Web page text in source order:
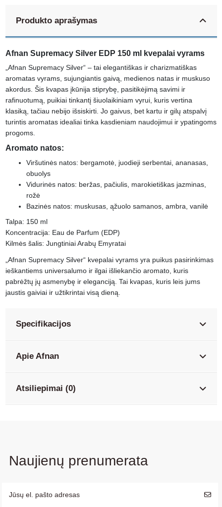
Produkto aprašymas
Afnan Supremacy Silver EDP 150 ml kvepalai vyrams
„Afnan Supremacy Silver“ – tai elegantiškas ir charizmatiškas
aromatas vyrams, sujungiantis gaivą, medienos natas ir muskuso
akordus. Šis kvapas įkūnija stiprybę, pasitikėjimą savimi ir
rafinuotumą, puikiai tinkantį šiuolaikiniam vyrui, kuris vertina
klasiką, tačiau nebijo išsiskirti. Jo gaivus, bet kartu ir gilų atspalvį
turintis aromatas idealiai tinka kasdieniam naudojimui ir ypatingoms
progoms.
Aromato natos:
Viršutinės natos: bergamotė, juodieji serbentai, ananasas,
obuolys
Vidurinės natos: beržas, pačiulis, marokietiškas jazminas,
rožė
Bazinės natos: muskusas, ąžuolo samanos, ambra, vanilė
Talpa: 150 ml
Koncentracija: Eau de Parfum (EDP)
Kilmės šalis: Jungtiniai Arabų Emyratai
„Afnan Supremacy Silver“ kvepalai vyrams yra puikus pasirinkimas
ieškantiems universalumo ir ilgai išliekančio aromato, kuris
pabrėžtų jų asmenybę ir eleganciją. Tai kvapas, kuris leis jums
jaustis gaiviai ir užtikrintai visą dieną.
Specifikacijos
Apie Afnan
Atsiliepimai (0)
Naujienų prenumerata